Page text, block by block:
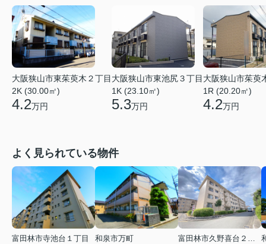
大阪狭山市東茱萸木２丁目
2K (30.00㎡)
4.2万円
大阪狭山市東池尻３丁目
1K (23.10㎡)
5.3万円
大阪狭山市茱萸
1R (20.20㎡)
4.2万円
よく見られている物件
富田林市寺池台１丁目
和泉市万町
富田林市久野喜台２丁目